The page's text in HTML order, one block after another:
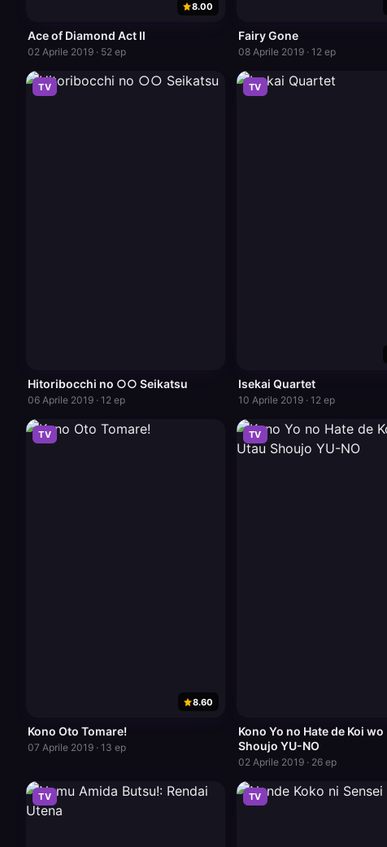
8.00
Ace of Diamond Act II
02 Aprile 2019 · 52 ep
Fairy Gone
08 Aprile 2019 · 12 ep
TV
Hitoribocchi no ○○ Seikatsu
06 Aprile 2019 · 12 ep
TV
Isekai Quartet
10 Aprile 2019 · 12 ep
TV
8.60
Kono Oto Tomare!
07 Aprile 2019 · 13 ep
TV
Kono Yo no Hate de Koi wo
Shoujo YU-NO
02 Aprile 2019 · 26 ep
TV TV